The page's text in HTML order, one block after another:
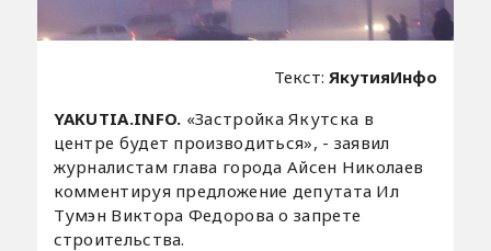
Текст: ЯкутияИнфо
YAKUTIA.INFO. «Застройка Якутска в
центре будет производиться», - заявил
журналистам глава города Айсен Николаев
комментируя предложение депутата Ил
Тумэн Виктора Федорова о запрете
строительства.